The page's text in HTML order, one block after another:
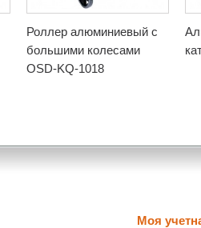
Роллер алюминиевый с
большими колесами
OSD-KQ-1018
Моя